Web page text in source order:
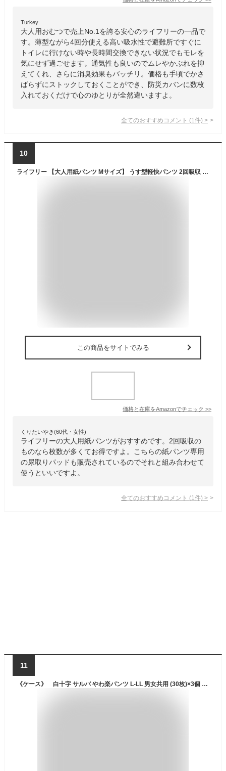
Turkey
大人用おむつで売上No.1を誇る安心のライフリーの一品で
す。薄型ながら4回分使える高い吸水性で避難所ですぐに
トイレに行けない時や長時間交換できない状況でもモレを
気にせず過ごせます。通気性も良いのでムレやかぶれを抑
えてくれ、さらに消臭効果もバッチリ。価格も手頃でかさ
ばらずにストックしておくことができ、防災カバンに数枚
入れておくだけで心のゆとりが全然違いますよ。
全てのおすすめコメント (1 件) >
10
ライフリー 【大人用紙パンツ Mサイズ】 うす型軽快パンツ 2回吸収 34枚 大人用紙オムツ [まとめ買いパック] 【Amazon.co.jp限定】
この商品をサイトでみる
価格と在庫をAmazonでチェック >>
くりたいやき(60代・女性)
ライフリーの大人用紙パンツがおすすめです。2回吸収の
ものなら枚数が多くてお得ですよ。こちらの紙パンツ専用
の尿取りパッドも販売されているのでそれと組み合わせて
使うといいですよ。
全てのおすすめコメント (1 件) >
11
《ケース》 白十字 サルバ やわ楽パンツ L-LL 男女共用 (30枚)×3個 大人用紙おむつ 【医療費控除対象品】